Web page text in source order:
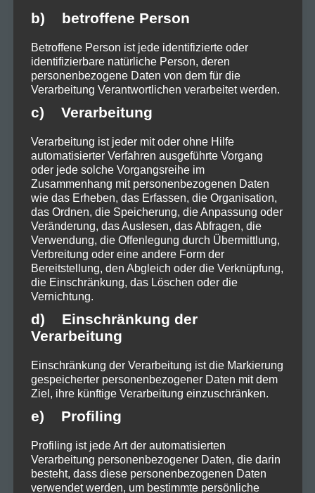
einzigartigen Weihnachtssampler
2024 zu erschaffen. Diese neue
Sammlung festlicher Lieder verbindet
modernen, frischen Elementen – ein
Soundtrack, der überrascht, berührt
und begeistert. Wir können es kaum
erwarten, diese musikalische Vielfalt
zu erleben und wünschen euch allen
ein frohes Weihnachtsfest!
b) betroffene Person
Betroffene Person ist jede identifizierte oder
identifizierbare natürliche Person, deren
personenbezogene Daten von dem für die
Verarbeitung Verantwortlichen verarbeitet werden.
c) Verarbeitung
Verarbeitung ist jeder mit oder ohne Hilfe
automatisierter Verfahren ausgeführte Vorgang
oder jede solche Vorgangsreihe im
Zusammenhang mit personenbezogenen Daten
wie das Erheben, das Erfassen, die Organisation,
das Ordnen, die Speicherung, die Anpassung oder
Veränderung, das Auslesen, das Abfragen, die
Verwendung, die Offenlegung durch Übermittlung,
Verbreitung oder eine andere Form der
Bereitstellung, den Abgleich oder die Verknüpfung,
die Einschränkung, das Löschen oder die
Vernichtung.
d) Einschränkung der
Verarbeitung
Einschränkung der Verarbeitung ist die Markierung
gespeicherter personenbezogener Daten mit dem
Ziel, ihre künftige Verarbeitung einzuschränken.
e) Profiling
Profiling ist jede Art der automatisierten
Verarbeitung personenbezogener Daten, die darin
besteht, dass diese personenbezogenen Daten
verwendet werden, um bestimmte persönliche